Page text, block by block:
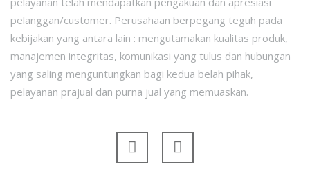
pelanggan/customer. Perusahaan berpegang teguh pada
kebijakan yang antara lain : mengutamakan kualitas produk,
manajemen integritas, komunikasi yang tulus dan hubungan
yang saling menguntungkan bagi kedua belah pihak,
pelayanan prajual dan purna jual yang memuaskan.